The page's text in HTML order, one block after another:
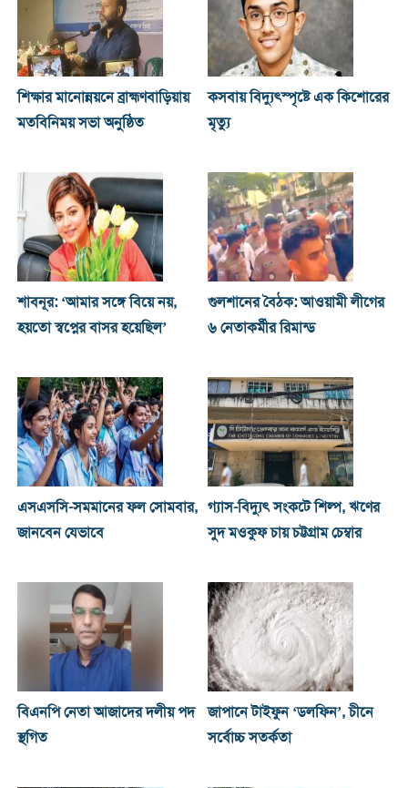
শিক্ষার মানোন্নয়নে ব্রাহ্মণবাড়িয়ায়
মতবিনিময় সভা অনুষ্ঠিত
কসবায় বিদ্যুৎস্পৃষ্টে এক কিশোরের
মৃত্যু
শাবনূর: ‘আমার সঙ্গে বিয়ে নয়,
হয়তো স্বপ্নের বাসর হয়েছিল’
গুলশানের বৈঠক: আওয়ামী লীগের
৬ নেতাকর্মীর রিমান্ড
এসএসসি-সমমানের ফল সোমবার,
জানবেন যেভাবে
গ্যাস-বিদ্যুৎ সংকটে শিল্প, ঋণের
সুদ মওকুফ চায় চট্টগ্রাম চেম্বার
বিএনপি নেতা আজাদের দলীয় পদ
স্থগিত
জাপানে টাইফুন ‘ডলফিন’, চীনে
সর্বোচ্চ সতর্কতা